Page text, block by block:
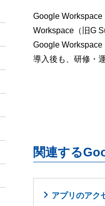
Google
Workspace（旧G
Google Workspace
導入後も、研修・
関連する
アプリのアク